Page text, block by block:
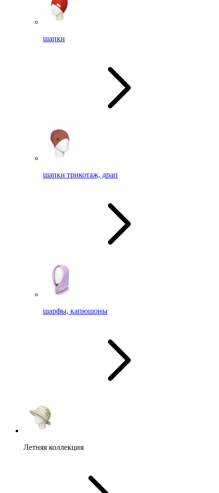
шапки
шапки трикотаж, драп
шарфы, капюшоны
Летняя коллекция